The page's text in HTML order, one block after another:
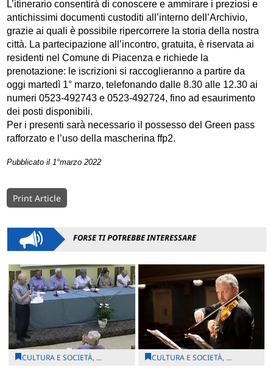
L’itinerario consentirà di conoscere e ammirare i preziosi e
antichissimi documenti custoditi all’interno dell’Archivio,
grazie ai quali è possibile ripercorrere la storia della nostra
città. La partecipazione all’incontro, gratuita, è riservata ai
residenti nel Comune di Piacenza e richiede la
prenotazione: le iscrizioni si raccoglieranno a partire da
oggi martedì 1° marzo, telefonando dalle 8.30 alle 12.30 ai
numeri 0523-492743 e 0523-492724, fino ad esaurimento
dei posti disponibili.
Per i presenti sarà necessario il possesso del Green pass
rafforzato e l’uso della mascherina ffp2.
Pubblicato il 1°marzo 2022
Print Article
FORSE TI POTREBBE INTERESSARE
CULTURA E SOCIETÀ, ... CULTURA E SOCIETÀ, ...